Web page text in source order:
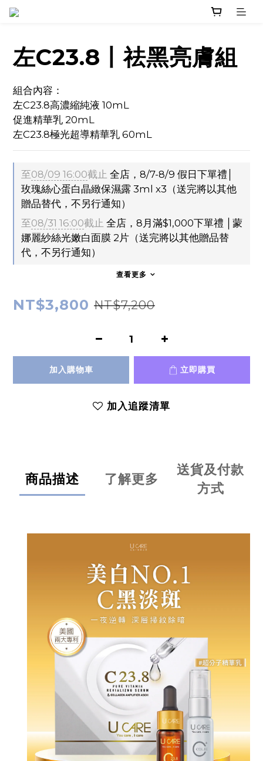
左C23.8丨祛黑亮膚組
組合內容：
左C23.8高濃縮純液 10mL
促進精華乳 20mL
左C23.8極光超導精華乳 60mL
至08/09 16:00截止 全店，8/7-8/9 假日下單禮│
玫瑰絲心蛋白晶緻保濕露 3ml x3（送完將以其他
贈品替代，不另行通知）
至08/31 16:00截止 全店，8月滿$1,000下單禮 │蒙
娜麗紗絲光嫩白面膜 2片（送完將以其他贈品替
代，不另行通知）
查看更多
NT$3,800 NT$7,200
加入購物車 立即購買
加入追蹤清單
商品描述 了解更多
送貨及付款
方式